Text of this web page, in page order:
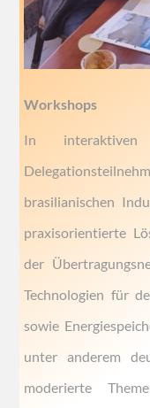
Workshops
In
brasilianischen
praxisorientierte
der
Technologien für
sowie
unter anderem
moderierte